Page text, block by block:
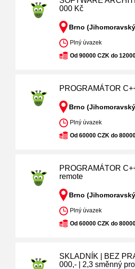
000 Kč
Brno
Plný úvazek
Od 90000 CZK do
PROGRAMÁTOR
Brno
Plný úvazek
Od 60000 CZK do
PROGRAMÁTOR
remote
Brno
Plný úvazek
Od 60000 CZK do
SKLADNÍK | BEZ
000,- | 2,3 směnný